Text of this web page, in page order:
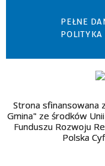
PEŁNE
POLITYKA
Strona sfinansowana
Gmina" ze środków
Funduszu Rozwoju
Polska